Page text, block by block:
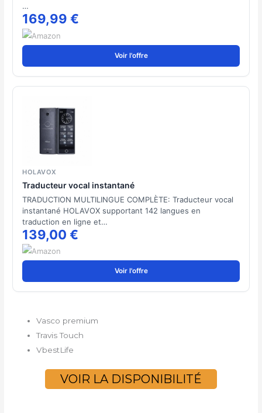
…
169,99 €
Voir l'offre
HOLAVOX
Traducteur vocal instantané
TRADUCTION MULTILINGUE COMPLÈTE: Traducteur vocal
instantané HOLAVOX supportant 142 langues en
traduction en ligne et…
139,00 €
Voir l'offre
Vasco premium
Travis Touch
VbestLife
VOIR LA DISPONIBILITÉ